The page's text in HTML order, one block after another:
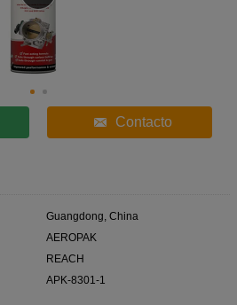
Contacto
Guangdong, China
AEROPAK
REACH
APK-8301-1